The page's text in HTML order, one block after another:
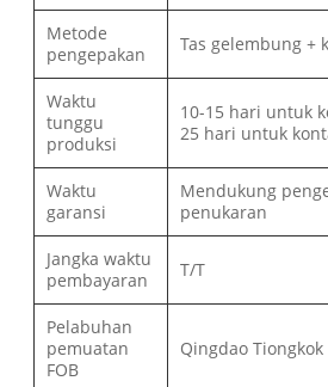
Metode
pengepakan
Tas gelembung +
Waktu
tunggu
produksi
10-15 hari untuk
25 hari untuk
Waktu
garansi
Mendukung
penukaran
Jangka waktu
pembayaran
T/T
Pelabuhan
pemuatan
FOB
Qingdao Tiongkok